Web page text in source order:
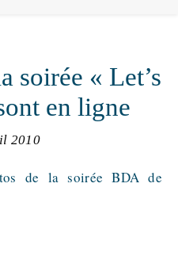
soirée « Let’s
en ligne
2010